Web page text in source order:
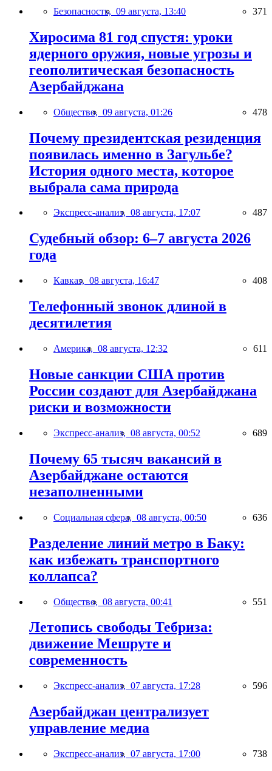
Безопасность, 09 августа, 13:40 371
Хиросима 81 год спустя: уроки
ядерного оружия, новые угрозы и
геополитическая безопасность
Азербайджана
Общество, 09 августа, 01:26 478
Почему президентская резиденция
появилась именно в Загульбе?
История одного места, которое
выбрала сама природа
Экспресс-анализ, 08 августа, 17:07 487
Судебный обзор: 6–7 августа 2026
года
Кавказ, 08 августа, 16:47 408
Телефонный звонок длиной в
десятилетия
Америка, 08 августа, 12:32 611
Новые санкции США против
России создают для Азербайджана
риски и возможности
Экспресс-анализ, 08 августа, 00:52 689
Почему 65 тысяч вакансий в
Азербайджане остаются
незаполненными
Социальная сфера, 08 августа, 00:50 636
Разделение линий метро в Баку:
как избежать транспортного
коллапса?
Общество, 08 августа, 00:41 551
Летопись свободы Тебриза:
движение Мешруте и
современность
Экспресс-анализ, 07 августа, 17:28 596
Азербайджан централизует
управление медиа
Экспресс-анализ, 07 августа, 17:00 738